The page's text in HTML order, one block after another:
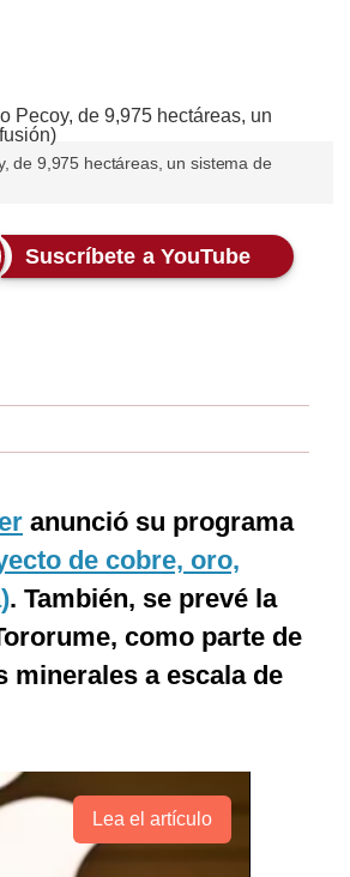
de 9,975 hectáreas, un sistema de
Suscríbete a YouTube
anunció su programa
de cobre, oro,
. También, se prevé la
como parte de
minerales a escala de
Lea el artículo